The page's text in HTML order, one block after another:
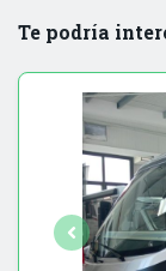
Te podría